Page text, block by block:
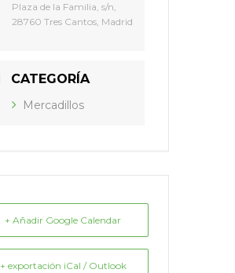
Plaza de la Familia, s/n,
28760 Tres Cantos, Madrid
CATEGORÍA
Mercadillos
+ Añadir Google Calendar
+ exportación iCal / Outlook